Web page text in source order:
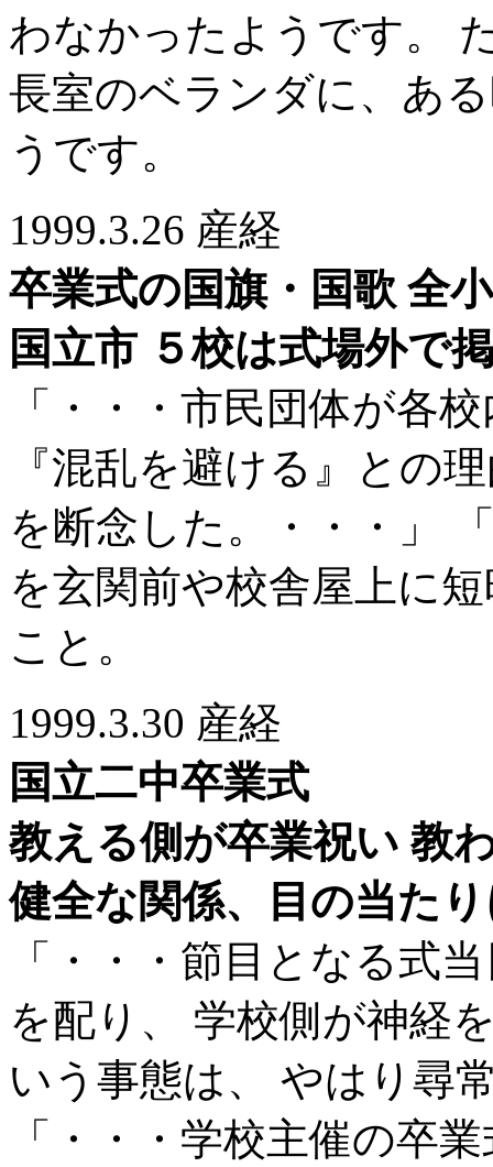
わなかったようです。
長室のベランダに、あ
うです。
1999.3.26 産経
卒業式の国旗・国歌 全
国立市 ５校は式場外で
「・・・市民団体が各
『混乱を避ける』との
を断念した。・・・」
を玄関前や校舎屋上に
こと。
1999.3.30 産経
国立二中卒業式
教える側が卒業祝い 教
健全な関係、目の当た
「・・・節目となる式
を配り、 学校側が神経
いう事態は、 やはり尋
「・・・学校主催の卒